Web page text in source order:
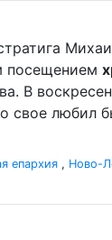
посещением
В
свое любил
епархия , Ново-